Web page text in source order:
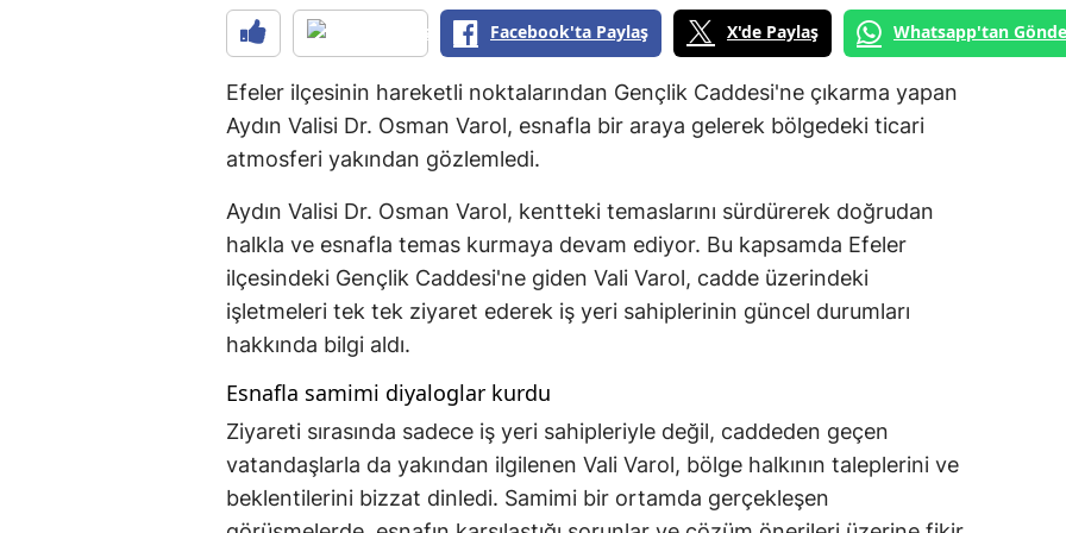
Facebook'ta Paylaş X'de Paylaş Whatsapp'tan
Efeler ilçesinin hareketli noktalarından Gençlik Caddesi'ne çıkarma yapan
Aydın Valisi Dr. Osman Varol, esnafla bir araya gelerek bölgedeki ticari
atmosferi yakından gözlemledi.
Aydın Valisi Dr. Osman Varol, kentteki temaslarını sürdürerek doğrudan
halkla ve esnafla temas kurmaya devam ediyor. Bu kapsamda Efeler
ilçesindeki Gençlik Caddesi'ne giden Vali Varol, cadde üzerindeki
işletmeleri tek tek ziyaret ederek iş yeri sahiplerinin güncel durumları
hakkında bilgi aldı.
Esnafla samimi diyaloglar kurdu
Ziyareti sırasında sadece iş yeri sahipleriyle değil, caddeden geçen
vatandaşlarla da yakından ilgilenen Vali Varol, bölge halkının taleplerini ve
beklentilerini bizzat dinledi. Samimi bir ortamda gerçekleşen